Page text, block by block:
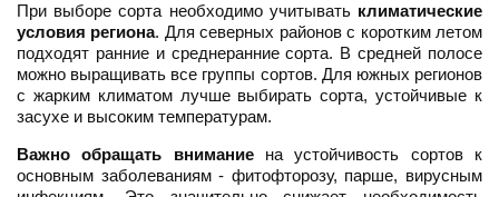
При выборе сорта необходимо учитывать климатические
условия региона. Для северных районов с коротким летом
подходят ранние и среднеранние сорта. В средней полосе
можно выращивать все группы сортов. Для южных регионов
с жарким климатом лучше выбирать сорта, устойчивые к
засухе и высоким температурам.
Важно обращать вниманиена устойчивость сортов к
основным заболеваниям - фитофторозу, парше, вирусным